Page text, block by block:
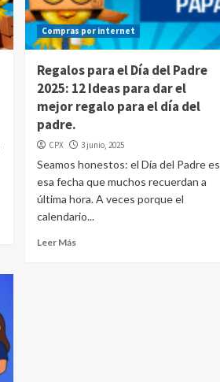
Compras por internet
Regalos para el Día del Padre
2025: 12 Ideas para dar el
mejor regalo para el día del
padre.
CPX 3 junio, 2025
Seamos honestos: el Día del Padre es
esa fecha que muchos recuerdan a
última hora. A veces porque el
calendario...
Leer Más